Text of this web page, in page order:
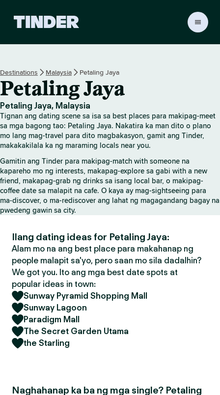
r
H
o
m
e
Destinations Malaysia Petaling Jaya
Petaling Jaya
Petaling Jaya, Malaysia
Tignan ang dating scene sa isa sa best places para makipag-meet
sa mga bagong tao: Petaling Jaya. Nakatira ka man dito o plano
mo lang mag-travel para dito magbakasyon, gamit ang Tinder,
makakakilala ka ng maraming locals near you.
Gamitin ang Tinder para makipag-match with someone na
kapareho mo ng interests, makapag-explore sa gabi with a new
friend, makapag-grab ng drinks sa isang local bar, o makipag-
coffee date sa malapit na cafe. O kaya ay mag-sightseeing para
ma-discover, o ma-rediscover ang lahat ng magagandang bagay na
pwedeng gawin sa city.
Ilang dating ideas for Petaling Jaya:
Alam mo na ang best place para makahanap ng
people malapit sa'yo, pero saan mo sila dadalhin?
We got you. Ito ang mga best date spots at
popular ideas in town:
Sunway Pyramid Shopping Mall
Sunway Lagoon
Paradigm Mall
The Secret Garden Utama
the Starling
Naghahanap ka ba ng mga single? Petaling